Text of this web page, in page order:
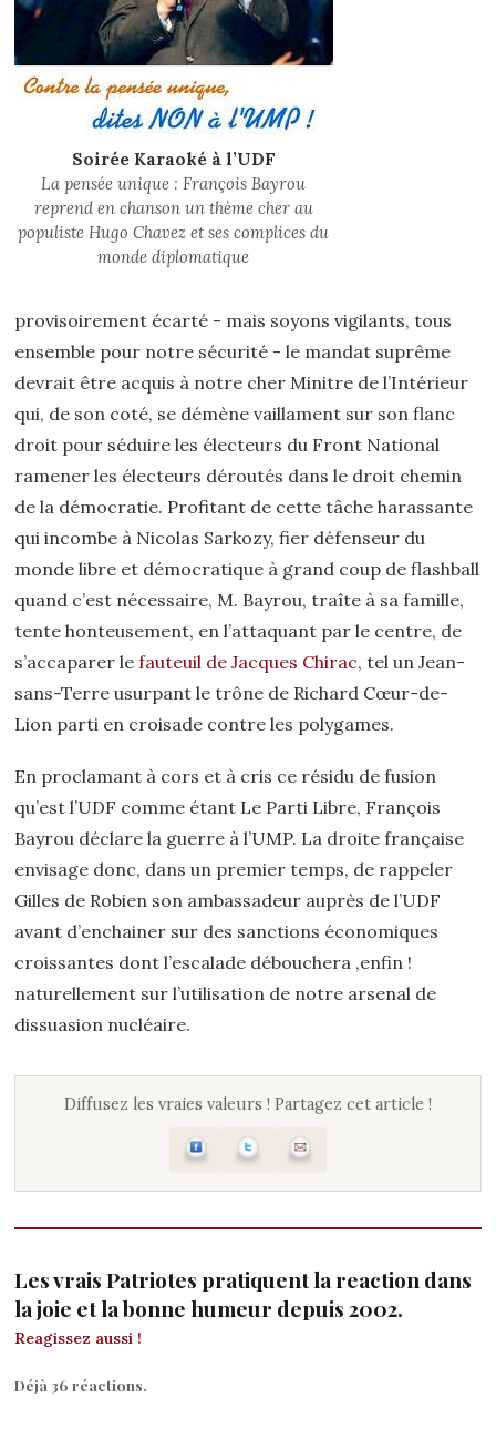
Soirée Karaoké à l’UDF
La pensée unique : François Bayrou
reprend en chanson un thème cher au
populiste Hugo Chavez et ses complices du
monde diplomatique
provisoirement écarté - mais soyons vigilants, tous
ensemble pour notre sécurité - le mandat suprême
devrait être acquis à notre cher Minitre de l’Intérieur
qui, de son coté, se démène vaillament sur son flanc
droit pour séduire les électeurs du Front National
ramener les électeurs déroutés dans le droit chemin
de la démocratie. Profitant de cette tâche harassante
qui incombe à Nicolas Sarkozy, fier défenseur du
monde libre et démocratique à grand coup de flashball
quand c’est nécessaire, M. Bayrou, traîte à sa famille,
tente honteusement, en l’attaquant par le centre, de
s’accaparer le fauteuil de Jacques Chirac, tel un Jean-
sans-Terre usurpant le trône de Richard Cœur-de-
Lion parti en croisade contre les polygames.
En proclamant à cors et à cris ce résidu de fusion
qu’est l’UDF comme étant Le Parti Libre, François
Bayrou déclare la guerre à l’UMP. La droite française
envisage donc, dans un premier temps, de rappeler
Gilles de Robien son ambassadeur auprès de l’UDF
avant d’enchainer sur des sanctions économiques
croissantes dont l’escalade débouchera ,enfin !
naturellement sur l’utilisation de notre arsenal de
dissuasion nucléaire.
Diffusez les vraies valeurs ! Partagez cet article !
Les vrais Patriotes pratiquent la reaction dans
la joie et la bonne humeur depuis 2002.
Reagissez aussi !
Déjà 36 réactions.